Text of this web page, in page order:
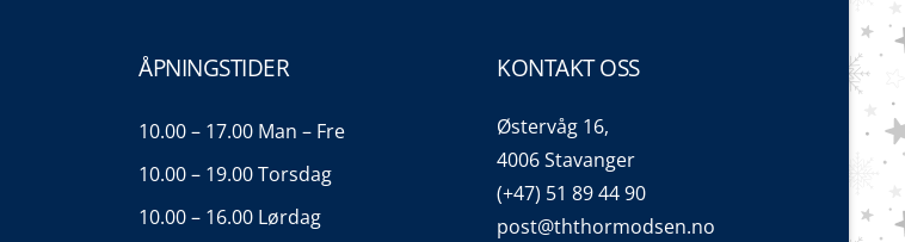
ÅPNINGSTIDER
10.00 – 17.00 Man – Fre
10.00 – 19.00 Torsdag
10.00 – 16.00 Lørdag
KONTAKT OSS
Østervåg 16,
4006 Stavanger
(+47) 51 89 44 90
post@ththormodsen.no